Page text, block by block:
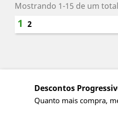
Mostrando 1-15 de um
1 2
Descontos
Quanto mais compra,